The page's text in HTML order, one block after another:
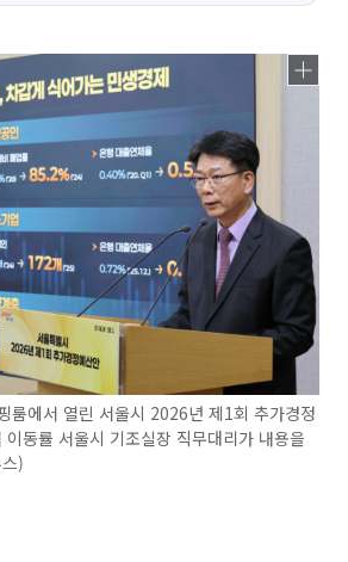
에서 열린 서울시 2026년 제1회 추가경정
동률 서울시 기조실장 직무대리가 내용을
)